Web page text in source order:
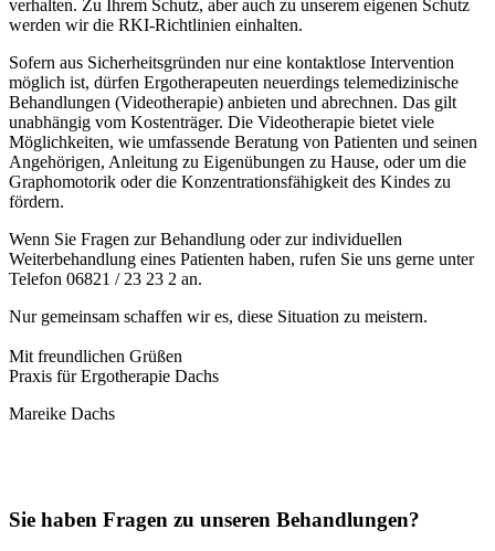
verhalten. Zu Ihrem Schutz, aber auch zu unserem eigenen Schutz
werden wir die RKI-Richtlinien einhalten.
Sofern aus Sicherheitsgründen nur eine kontaktlose Intervention
möglich ist, dürfen Ergotherapeuten neuerdings telemedizinische
Behandlungen (Videotherapie) anbieten und abrechnen. Das gilt
unabhängig vom Kostenträger. Die Videotherapie bietet viele
Möglichkeiten, wie umfassende Beratung von Patienten und seinen
Angehörigen, Anleitung zu Eigenübungen zu Hause, oder um die
Graphomotorik oder die Konzentrationsfähigkeit des Kindes zu
fördern.
Wenn Sie Fragen zur Behandlung oder zur individuellen
Weiterbehandlung eines Patienten haben, rufen Sie uns gerne unter
Telefon 06821 / 23 23 2 an.
Nur gemeinsam schaffen wir es, diese Situation zu meistern.
Mit freundlichen Grüßen
Praxis für Ergotherapie Dachs
Mareike Dachs
Sie haben Fragen zu unseren Behandlungen?